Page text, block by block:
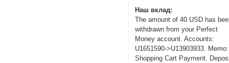
Наш вклад:
The amount of 40 USD has
withdrawn from your Perfect
Money account. Accounts:
U1651590->U13903933. Memo:
Shopping Cart Payment.